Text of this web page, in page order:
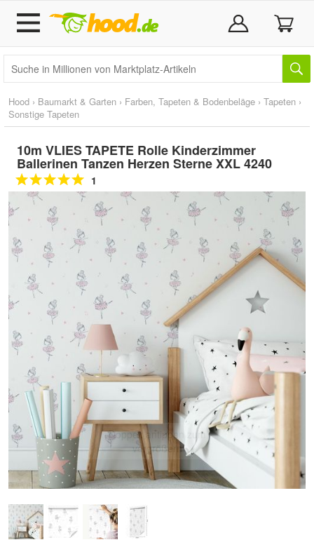
Hood › Baumarkt & Garten › Farben, Tapeten & Bodenbeläge › Tapeten ›
Sonstige Tapeten
10m VLIES TAPETE Rolle Kinderzimmer
Ballerinen Tanzen Herzen Sterne XXL 4240
1
Doppelt antippen zum
vergrößern